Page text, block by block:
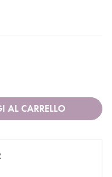
AL CARRELLO